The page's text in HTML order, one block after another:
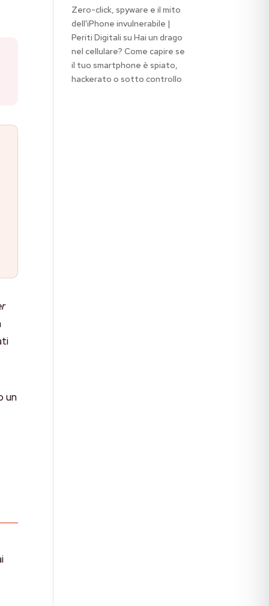
un
Zero-click, spyware e il mito
dell'iPhone invulnerabile |
Periti Digitali suHai un drago
nel cellulare? Come capire se
il tuo smartphone è spiato,
hackerato o sotto controllo